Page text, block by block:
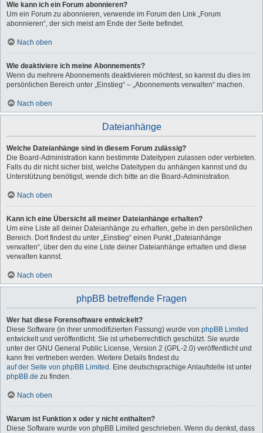
Wie kann ich ein Forum abonnieren?
Um ein Forum zu abonnieren, verwende im Forum den Link „Forum
abonnieren“, der sich meist am Ende der Seite befindet.
Nach oben
Wie deaktiviere ich meine Abonnements?
Wenn du mehrere Abonnements deaktivieren möchtest, so kannst du dies im
persönlichen Bereich unter „Einstieg“ – „Abonnements verwalten“ machen.
Nach oben
Dateianhänge
Welche Dateianhänge sind in diesem Forum zulässig?
Die Board-Administration kann bestimmte Dateitypen zulassen oder verbieten.
Falls du dir nicht sicher bist, welche Dateitypen du anhängen kannst und du
Unterstützung benötigst, wende dich bitte an die Board-Administration.
Nach oben
Kann ich eine Übersicht all meiner Dateianhänge erhalten?
Um eine Liste all deiner Dateianhänge zu erhalten, gehe in den persönlichen
Bereich. Dort findest du unter „Einstieg“ einen Punkt „Dateianhänge
verwalten“, über den du eine Liste deiner Dateianhänge erhalten und diese
verwalten kannst.
Nach oben
phpBB betreffende Fragen
Wer hat diese Forensoftware entwickelt?
Diese Software (in ihrer unmodifizierten Fassung) wurde von phpBB Limited
entwickelt und veröffentlicht. Sie ist urheberrechtlich geschützt. Sie wurde
unter der GNU General Public License, Version 2 (GPL-2.0) veröffentlicht und
kann frei vertrieben werden. Weitere Details findest du
auf der Seite von phpBB Limited . Eine deutschsprachige Anlaufstelle ist unter
phpBB.de zu finden.
Nach oben
Warum ist Funktion x oder y nicht enthalten?
Diese Software wurde von phpBB Limited geschrieben. Wenn du denkst, dass